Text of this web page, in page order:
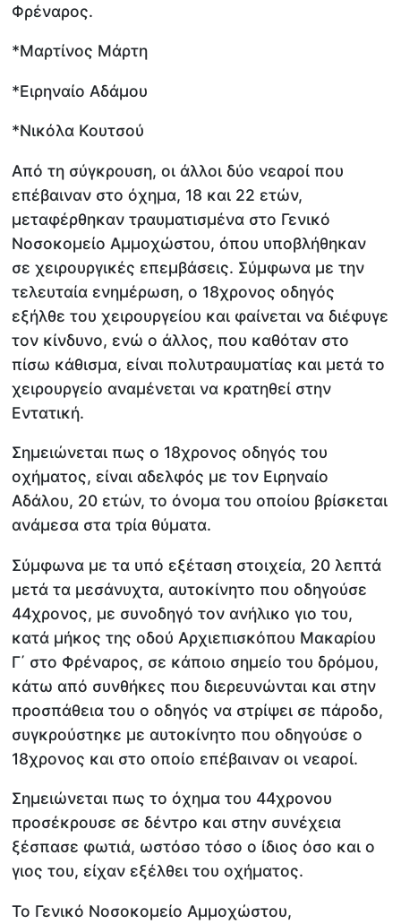
Φρέναρος.
*Μαρτίνος Μάρτη
*Ειρηναίο Αδάμου
*Νικόλα Κουτσού
Από τη σύγκρουση, οι άλλοι δύο νεαροί που
επέβαιναν στο όχημα, 18 και 22 ετών,
μεταφέρθηκαν τραυματισμένα στο Γενικό
Νοσοκομείο Αμμοχώστου, όπου υποβλήθηκαν
σε χειρουργικές επεμβάσεις. Σύμφωνα με την
τελευταία ενημέρωση, ο 18χρονος οδηγός
εξήλθε του χειρουργείου και φαίνεται να διέφυγε
τον κίνδυνο, ενώ ο άλλος, που καθόταν στο
πίσω κάθισμα, είναι πολυτραυματίας και μετά το
χειρουργείο αναμένεται να κρατηθεί στην
Εντατική.
Σημειώνεται πως ο 18χρονος οδηγός του
οχήματος, είναι αδελφός με τον Ειρηναίο
Αδάλου, 20 ετών, το όνομα του οποίου βρίσκεται
ανάμεσα στα τρία θύματα.
Σύμφωνα με τα υπό εξέταση στοιχεία, 20 λεπτά
μετά τα μεσάνυχτα, αυτοκίνητο που οδηγούσε
44χρονος, με συνοδηγό τον ανήλικο γιο του,
κατά μήκος της οδού Αρχιεπισκόπου Μακαρίου
Γ΄ στο Φρέναρος, σε κάποιο σημείο του δρόμου,
κάτω από συνθήκες που διερευνώνται και στην
προσπάθεια του ο οδηγός να στρίψει σε πάροδο,
συγκρούστηκε με αυτοκίνητο που οδηγούσε ο
18χρονος και στο οποίο επέβαιναν οι νεαροί.
Σημειώνεται πως το όχημα του 44χρονου
προσέκρουσε σε δέντρο και στην συνέχεια
ξέσπασε φωτιά, ωστόσο τόσο ο ίδιος όσο και ο
γιος του, είχαν εξέλθει του οχήματος.
Το Γενικό Νοσοκομείο Αμμοχώστου,